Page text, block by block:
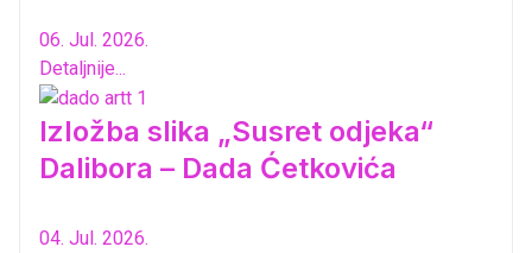
06. Jul. 2026.
Detaljnije...
Izložba slika „Susret odjeka“
Dalibora – Dada Ćetkovića
04. Jul. 2026.